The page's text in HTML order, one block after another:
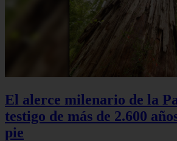
El alerce milenario de la
testigo de más de 2.600
pie